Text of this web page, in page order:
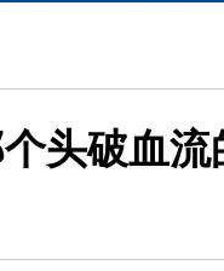
头破血流